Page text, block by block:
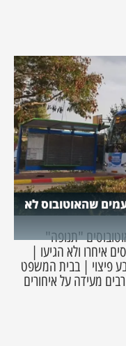
תנופה: נוסע תיעד 48 פעמים שהאוטובוס לא
"תנופה"
איחרו ולא הגיעו |
ל-23 מקרים וקבע פיצוי | בבית המשפט
מעידה על איחורים